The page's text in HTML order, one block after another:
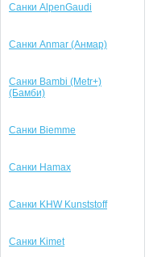
Санки AlpenGaudi
Санки Anmar (Анмар)
Санки Bambi (Metr+)
(Бамби)
Санки Biemme
Санки Hamax
Санки KHW Kunststoff
Санки Kimet